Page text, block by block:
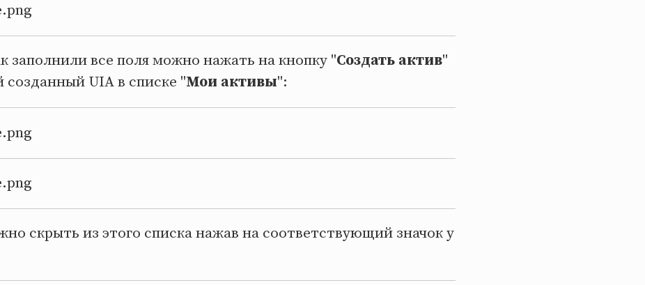
заполнили все поля можно нажать на кнопку "Создать актив"
созданный UIA в списке "Мои активы":
скрыть из этого списка нажав на соответствующий значок у